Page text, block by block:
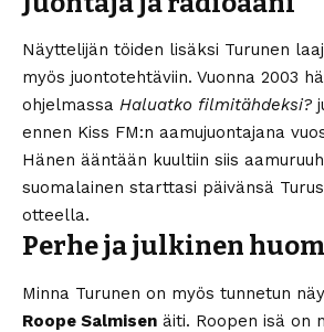
Näyttelijän töiden lisäksi Turunen
myös juontotehtäviin. Vuonna 2003
ohjelmassa Haluatko filmitähdeksi?
ennen Kiss FM:n aamujuontajana
Hänen ääntään kuultiin siis
suomalainen starttasi päivänsä
otteella.
Perhe ja julkinen
Minna Turunen on myös tunnetun
Roope Salmisen äiti. Roopen isä on